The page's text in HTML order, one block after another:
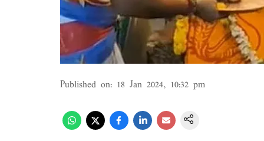
Published on: 18 Jan 2024, 10:32 pm